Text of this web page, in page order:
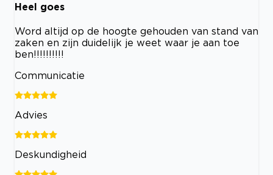
Heel goes
Word altijd op de hoogte gehouden van stand van
zaken en zijn duidelijk je weet waar je aan toe
ben!!!!!!!!!!
Communicatie
Advies
Deskundigheid